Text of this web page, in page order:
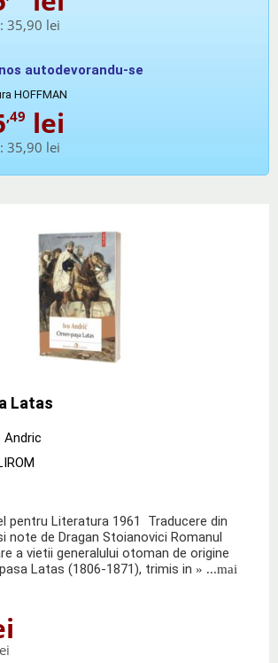
35,90 lei
autodevorandu-se
HOFFMAN
,49 lei
35,90 lei
Latas
Andric
pentru Literatura 1961 Traducere din
note de Dragan Stoianovici Romanul
a vietii generalului otoman de origine
Latas (1806-1871), trimis in » ...mai